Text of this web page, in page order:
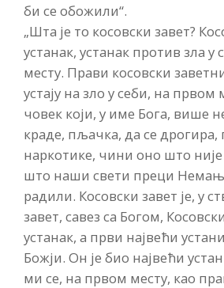
би се обожили“.
„Шта је то косовски завет?
устанак, устанак против зла у
месту. Прави косовски
устају на зло у себи, на првом
човек који, у име Бога, више
краде, пљачка, да се дрогира,
наркотике, чини оно што није
што наши свети преци
радили. Косовски завет је, у
завет, савез са Богом, Косовски
устанак, а први највећи
Божји. Он је био највећи
ми се, на првом месту, као